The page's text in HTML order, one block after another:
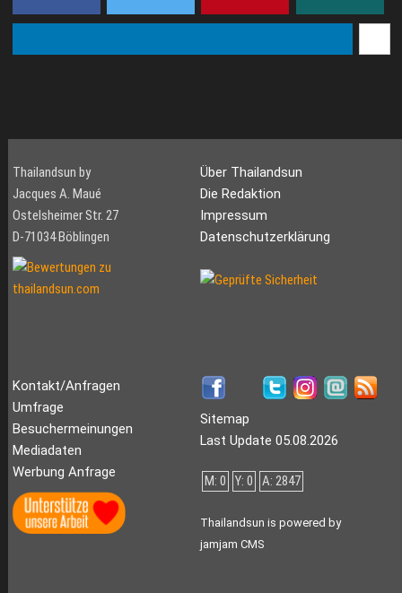
Thailandsun by
Jacques A. Maué
Ostelsheimer Str. 27
D-71034 Böblingen
Über Thailandsun
Die Redaktion
Impressum
Datenschutzerklärung
Kontakt/Anfragen
Umfrage
Besuchermeinungen
Mediadaten
Werbung Anfrage
Sitemap
Last Update 05.08.2026
M: 0 Y: 0 A: 2847
Thailandsun is powered by
jamjam CMS